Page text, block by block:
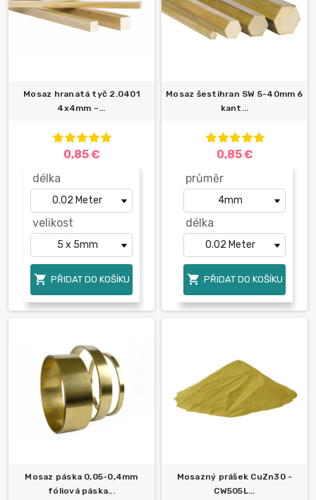
Mosaz hranatá tyč 2.0401
4x4mm –...
0,85 €
délka
velikost
 PŘIDAT DO KOŠÍKU
Mosaz šestihran SW 5-40mm 6
kant...
0,85 €
průměr
délka
 PŘIDAT DO KOŠÍKU
Mosaz páska 0,05-0,4mm
fóliová páska...
Mosazný prášek CuZn30 -
CW505L...